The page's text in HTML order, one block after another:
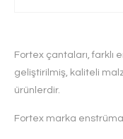
Fortex çantaları, farklı
geliştirilmiş, kaliteli
ürünlerdir.
Fortex marka